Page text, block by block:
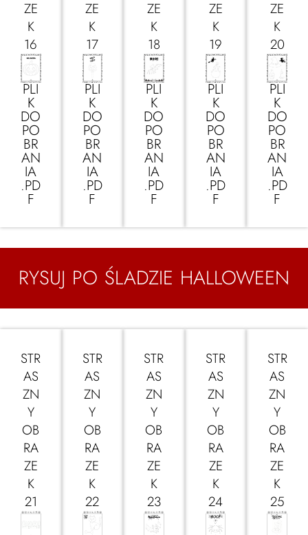
ZE
K
16
PLI
K
DO
PO
BR
AN
IA
.PD
F
ZE
K
17
PLI
K
DO
PO
BR
AN
IA
.PD
F
ZE
K
18
PLI
K
DO
PO
BR
AN
IA
.PD
F
ZE
K
19
PLI
K
DO
PO
BR
AN
IA
.PD
F
ZE
K
20
PLI
K
DO
PO
BR
AN
IA
.PD
F
RYSUJ PO ŚLADZIE HALLOWEEN
STR
AS
ZN
Y
OB
RA
ZE
K
21
STR
AS
ZN
Y
OB
RA
ZE
K
22
STR
AS
ZN
Y
OB
RA
ZE
K
23
STR
AS
ZN
Y
OB
RA
ZE
K
24
STR
AS
ZN
Y
OB
RA
ZE
K
25